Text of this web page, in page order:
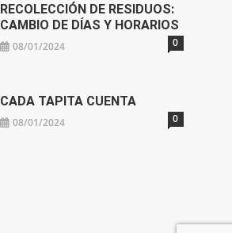
RECOLECCIÓN DE RESIDUOS:
CAMBIO DE DÍAS Y HORARIOS
08/01/2024 0
CADA TAPITA CUENTA
08/01/2024 0